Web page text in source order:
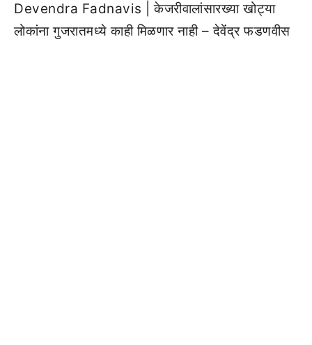
Devendra Fadnavis | केजरीवालांसारख्या खोट्या
लोकांना गुजरातमध्ये काही मिळणार नाही – देवेंद्र फडणवीस